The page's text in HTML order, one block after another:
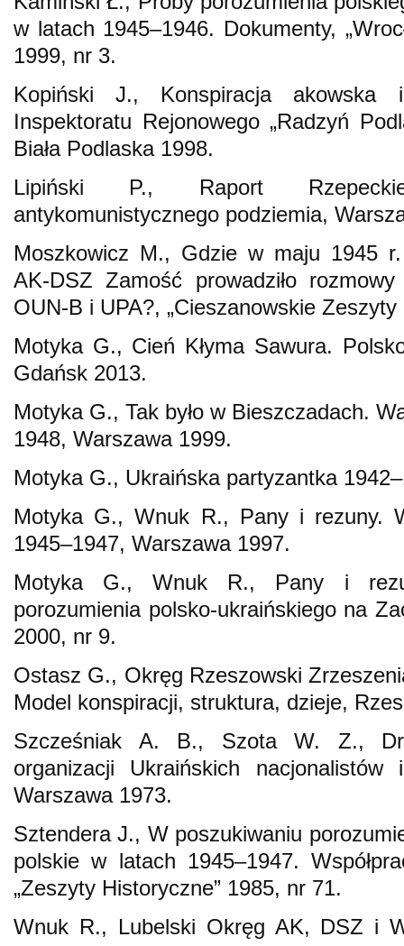
w latach 1945–1946. Dokumenty,
1999, nr 3.
Kopiński J., Konspiracja
Inspektoratu Rejonowego „Radzyń
Biała Podlaska 1998.
Lipiński P., Raport
antykomunistycznego podziemia,
Moszkowicz M., Gdzie w maju 1945
AK-DSZ Zamość prowadziło
OUN-B i UPA?, „Cieszanowskie
Motyka G., Cień Kłyma Sawura.
Gdańsk 2013.
Motyka G., Tak było w Bieszczadach.
1948, Warszawa 1999.
Motyka G., Ukraińska partyzantka
Motyka G., Wnuk R., Pany i rezuny.
1945–1947, Warszawa 1997.
Motyka G., Wnuk R., Pany i
porozumienia polsko-ukraińskiego na
2000, nr 9.
Ostasz G., Okręg Rzeszowski
Model konspiracji, struktura, dzieje,
Szcześniak A. B., Szota W. Z.,
organizacji Ukraińskich
Warszawa 1973.
Sztendera J., W poszukiwaniu
polskie w latach 1945–1947.
„Zeszyty Historyczne” 1985, nr 71.
Wnuk R., Lubelski Okręg AK, DSZ i